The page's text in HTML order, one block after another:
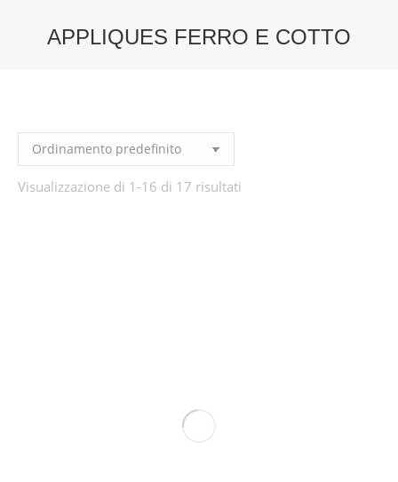
APPLIQUES FERRO E COTTO
Visualizzazione di 1-16 di 17 risultati